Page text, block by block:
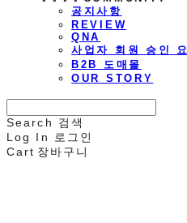
공지사항
REVIEW
QNA
사업자 회원 승인
B2B 도매몰
OUR STORY
Search
검색
Log In
로그인
Cart 장바구니